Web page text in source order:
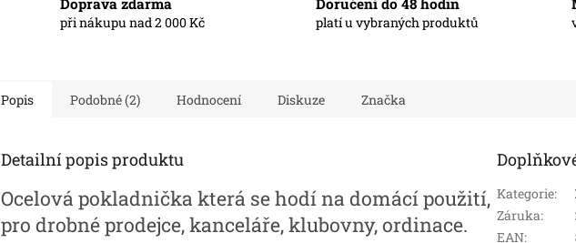
Doprava zdarma
při nákupu nad 2 000 Kč
Doručení do 48 hodin
platí u vybraných produktů
Popis Podobné (2) Hodnocení Diskuze Značka
Detailní popis produktu
Ocelová pokladnička která se hodí na domácí použití,
pro drobné prodejce, kanceláře, klubovny, ordinace.
Kategorie:
Záruka:
EAN: